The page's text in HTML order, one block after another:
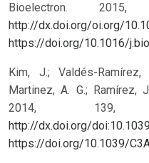
Bioelectron.
http://dx.doi.org/oi.org/
https://doi.org/10.1016/
Kim, J.; Valdés-
Martinez, A. G.; Ramírez,
2014, 139,
http://dx.doi.org/
https://doi.org/10.1039/